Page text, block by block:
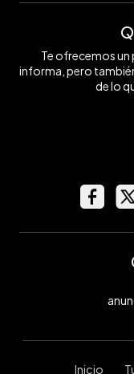
Te ofrecemos
informa, pero
de lo
Inicio